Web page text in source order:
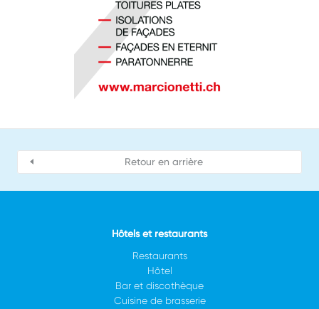
Retour en arrière
Hôtels et restaurants
Restaurants
Hôtel
Bar et discothèque
Cuisine de brasserie